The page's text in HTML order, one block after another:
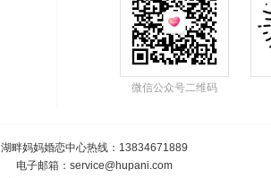
微信公众号二维码
湖畔妈妈婚恋中心热线：13834671889
电子邮箱：service@hupani.com